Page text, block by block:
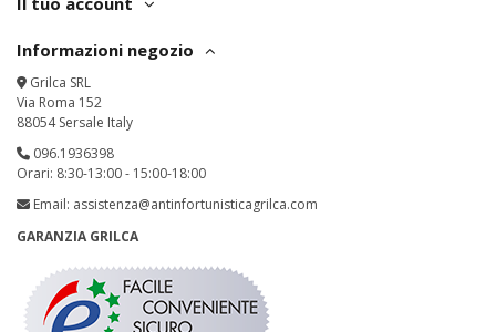
Informazioni negozio
Grilca SRL
Via Roma 152
88054 Sersale Italy
096.1936398
Orari: 8:30-13:00 - 15:00-18:00
Email: assistenza@antinfortunisticagrilca.com
GARANZIA GRILCA